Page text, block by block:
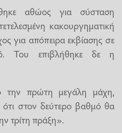
αθώος για σύσταση
κακουργηματική
για απόπειρα εκβίασης σε
Του επιβλήθηκε δε η
την πρώτη μεγάλη μάχη,
ότι στον δεύτερο βαθμό θα
τρίτη πράξη».